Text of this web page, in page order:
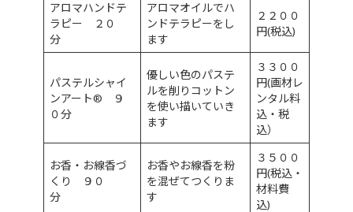
アロマハンドテ
ラピー ２０
分
アロマオイルでハ
ンドテラピーをし
ます
２２００
円(税込)
パステルシャイ
ンアート® ９
０分
優しい色のパステ
ルを削りコットン
を使い描いていき
ます
３３００
円(画材レ
ンタル料
込・税
込）
お香・お線香づ
くり ９０
分
お香やお線香を粉
を混ぜてつくりま
す
３５００
円(税込・
材料費
込)